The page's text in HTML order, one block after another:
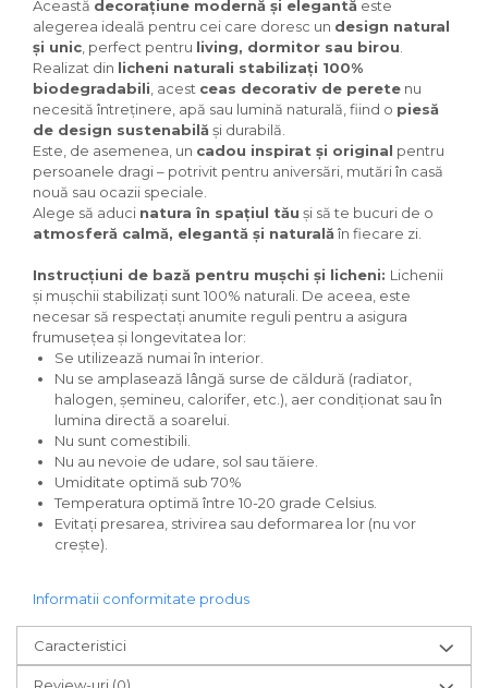
Această decorațiune modernă și elegantă este
alegerea ideală pentru cei care doresc un design natural
și unic , perfect pentru living, dormitor sau birou
Realizat din licheni naturali stabilizați 100%
biodegradabili , acest ceas decorativ de perete nu
necesită întreținere, apă sau lumină naturală, fiind o piesă
de design sustenabilă și durabilă.
Este, de asemenea, un cadou inspirat și original pentru
persoanele dragi – potrivit pentru aniversări, mutări în casă
nouă sau ocazii speciale.
Alege să aduci natura în spațiul tău și să te bucuri de o
atmosferă calmă, elegantă și naturală în fiecare zi.
Instrucțiuni de bază pentru mușchi și licheni: Lichenii
și mușchii stabilizați sunt 100% naturali. De aceea, este
necesar să respectați anumite reguli pentru a asigura
frumusețea și longevitatea lor:
Se utilizează numai în interior.
Nu se amplasează lângă surse de căldură (radiator,
halogen, șemineu, calorifer, etc.), aer condiționat sau în
lumina directă a soarelui.
Nu sunt comestibili.
Nu au nevoie de udare, sol sau tăiere.
Umiditate optimă sub 70%
Temperatura optimă între 10-20 grade Celsius.
Evitați presarea, strivirea sau deformarea lor (nu vor
crește).
Informatii conformitate produs
Caracteristici